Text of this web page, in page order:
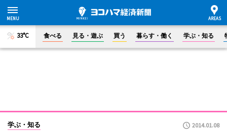
33°C 食べる 見る・遊ぶ 買う 暮らす・働く 学ぶ・知る
学ぶ・知る 2014.01.08